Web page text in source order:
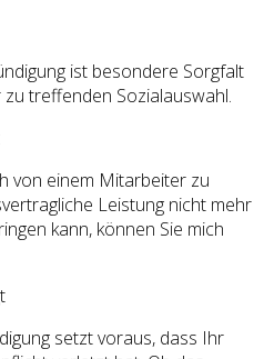
ist besondere Sorgfalt
treffenden Sozialauswahl.
von einem Mitarbeiter zu
Leistung nicht mehr
kann, können Sie mich
setzt voraus, dass Ihr